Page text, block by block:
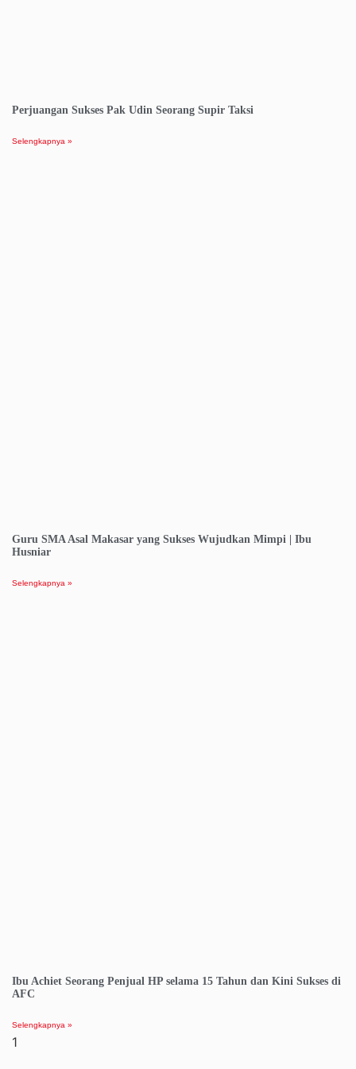
Perjuangan Sukses Pak Udin Seorang Supir Taksi
Selengkapnya »
Guru SMA Asal Makasar yang Sukses Wujudkan Mimpi | Ibu
Husniar
Selengkapnya »
Ibu Achiet Seorang Penjual HP selama 15 Tahun dan Kini Sukses di
AFC
Selengkapnya »